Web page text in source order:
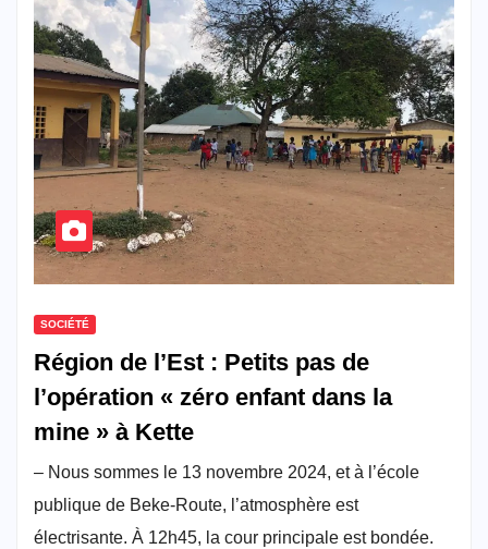
SOCIÉTÉ
Région de l’Est : Petits pas de
l’opération « zéro enfant dans la
mine » à Kette
– Nous sommes le 13 novembre 2024, et à l’école
publique de Beke-Route, l’atmosphère est
électrisante. À 12h45, la cour principale est bondée.